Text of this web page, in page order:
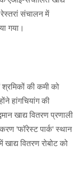
संचालन में
गया।
श्रमिकों की कमी को
हांगचियांग की
खाद्य वितरण प्रणाली
'फॉरेस्ट पार्क' स्थान
वितरण रोबोट को